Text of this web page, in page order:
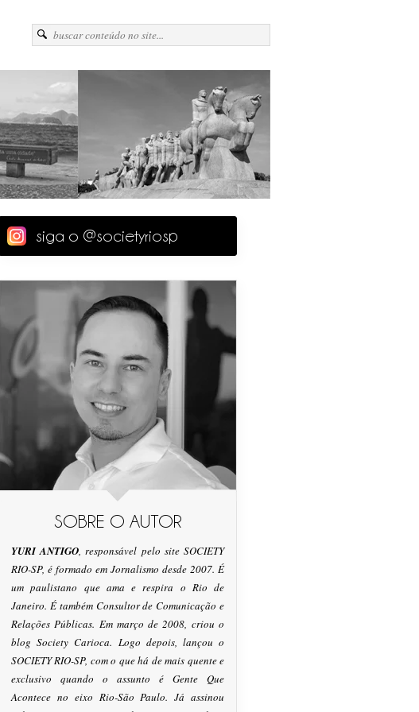
siga o @societyriosp
SOBRE O AUTOR
YURI ANTIGO, responsável pelo site SOCIETY
RIO-SP, é formado em Jornalismo desde 2007. É
um paulistano que ama e respira o Rio de
Janeiro. É também Consultor de Comunicação e
Relações Públicas. Em março de 2008, criou o
blog Society Carioca. Logo depois, lançou o
SOCIETY RIO-SP, com o que há de mais quente e
exclusivo quando o assunto é Gente Que
Acontece no eixo Rio-São Paulo. Já assinou